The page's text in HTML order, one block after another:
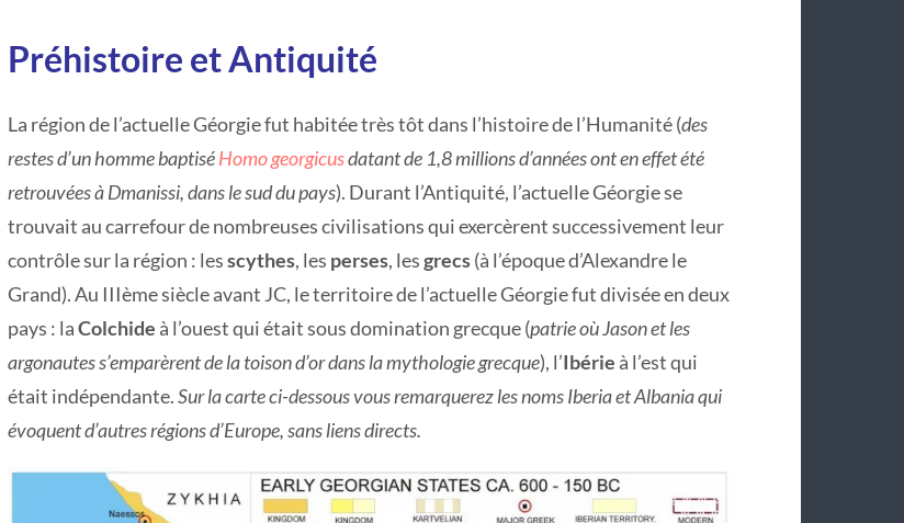
Préhistoire et Antiquité
La région de l’actuelle Géorgie fut habitée très tôt dans l’histoire de l’Humanité (des
restes d’un homme baptiséHomo georgicusdatant de 1,8 millions d’années ont en effet été
retrouvées à Dmanissi, dans le sud du pays). Durant l’Antiquité, l’actuelle Géorgie se
trouvait au carrefour de nombreuses civilisations qui exercèrent successivement leur
contrôle sur la région : lesscythes, les perses, lesgrecs(à l’époque d’Alexandre le
Grand). Au IIIème siècle avant JC, le territoire de l’actuelle Géorgie fut divisée en deux
pays : laColchide à l’ouest qui était sous domination grecque (patrie où Jason et les
argonautes s’emparèrent de la toison d’or dans la mythologie grecque), l’Ibérie à l’est qui
était indépendante.Sur la carte ci-dessous vous remarquerez les noms Iberia et Albania qui
évoquent d’autres régions d’Europe, sans liens directs.